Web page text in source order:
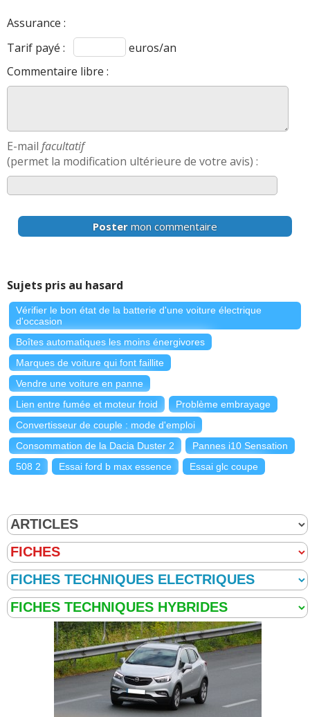
Assurance :
Tarif payé :
euros/an
Commentaire libre :
E-mail facultatif
(permet la modification ultérieure de votre avis) :
Poster mon commentaire
Sujets pris au hasard
Vérifier le bon état de la batterie d'une voiture électrique
d'occasion
Boîtes automatiques les moins énergivores
Marques de voiture qui font faillite
Vendre une voiture en panne
Lien entre fumée et moteur froid
Problème embrayage
Convertisseur de couple : mode d'emploi
Consommation de la Dacia Duster 2
Pannes i10 Sensation
508 2
Essai ford b max essence Essai glc coupe